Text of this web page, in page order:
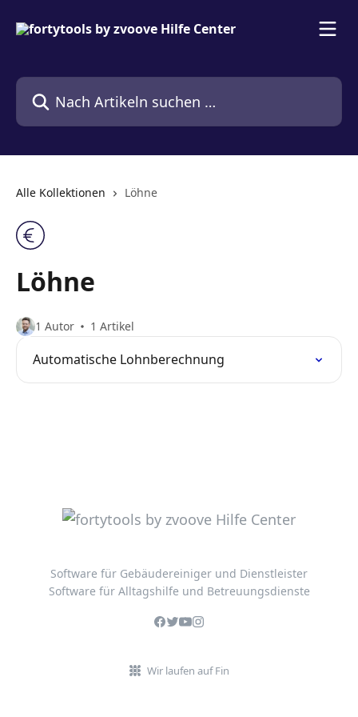
Nach Artikeln suchen …
Alle Kollektionen Löhne
Löhne
1 Autor 1 Artikel
Automatische Lohnberechnung
Software für Gebäudereiniger und Dienstleister
Software für Alltagshilfe und Betreuungsdienste
Wir laufen auf Fin